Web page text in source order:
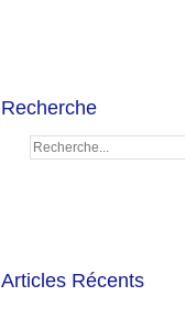
Recherche
Articles Récents